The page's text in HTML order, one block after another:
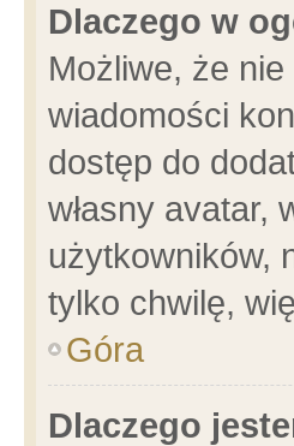
Dlaczego w
Możliwe, że
wiadomości
dostęp do
własny avatar,
użytkowników,
tylko chwilę,
Góra
Dlaczego